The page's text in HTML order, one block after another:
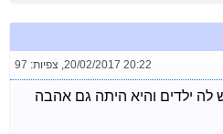
20/02/2017 20:22 צפיות: 97
לה ילדים והיא היתה גם אהבה